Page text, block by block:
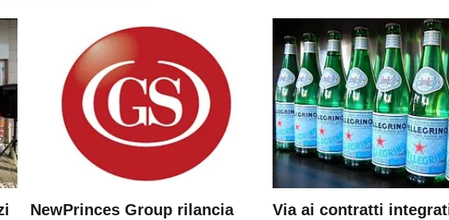
NewPrinces Group rilancia
Via ai contratti